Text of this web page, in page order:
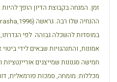
זמן. המנחה בקבוצת הדיון הופך
ההנחיה שלו רבה. גראשה (1996
במוסדות להשכלה גבוהה. לפי
אמונות, והתנהגויות שבאים לידי
חמישה סגנונות שמייצגים
מכללות: מומחה, סמכות פורמאלית,